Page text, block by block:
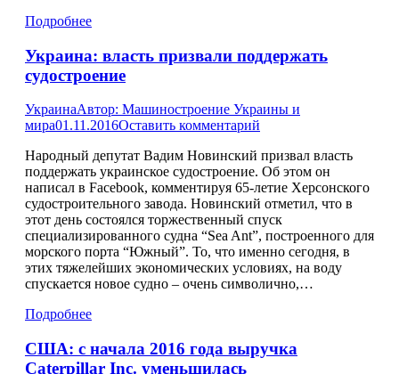
Подробнее
Украина: власть призвали поддержать
судостроение
УкраинаАвтор: Машиностроение Украины и
мира01.11.2016Оставить комментарий
Народный депутат Вадим Новинский призвал власть
поддержать украинское судостроение. Об этом он
написал в Facebook, комментируя 65-летие Херсонского
судостроительного завода. Новинский отметил, что в
этот день состоялся торжественный спуск
специализированного судна “Sea Ant”, построенного для
морского порта “Южный”. То, что именно сегодня, в
этих тяжелейших экономических условиях, на воду
спускается новое судно – очень символично,…
Подробнее
США: с начала 2016 года выручка
Caterpillar Inc. уменьшилась